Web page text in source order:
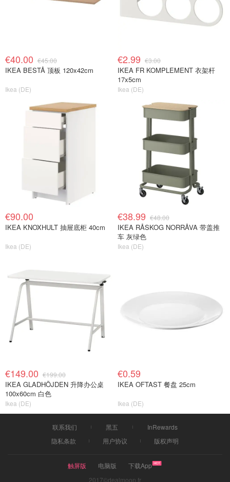
€40.00 €45.00
IKEA BESTÅ 顶板 120x42cm
Ikea (DE)
€2.99 €3.00
IKEA FR KOMPLEMENT 衣架杆
17x5cm
Ikea (DE)
€90.00
IKEA KNOXHULT 抽屉底柜 40cm
Ikea (DE)
€38.99 €48.00
IKEA RÅSKOG NORRÅVA 带盖推
车 灰绿色
Ikea (DE)
€149.00 €199.00
IKEA GLADHÖJDEN 升降办公桌
100x60cm 白色
Ikea (DE)
€0.59
IKEA OFTAST 餐盘 25cm
Ikea (DE)
联系我们 黑五
InRewards
隐私条款
用户协议 版权声明
触屏版 电脑版
下载App
2017©dealmoon.fr